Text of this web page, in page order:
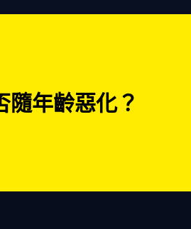
隨年齡惡化？